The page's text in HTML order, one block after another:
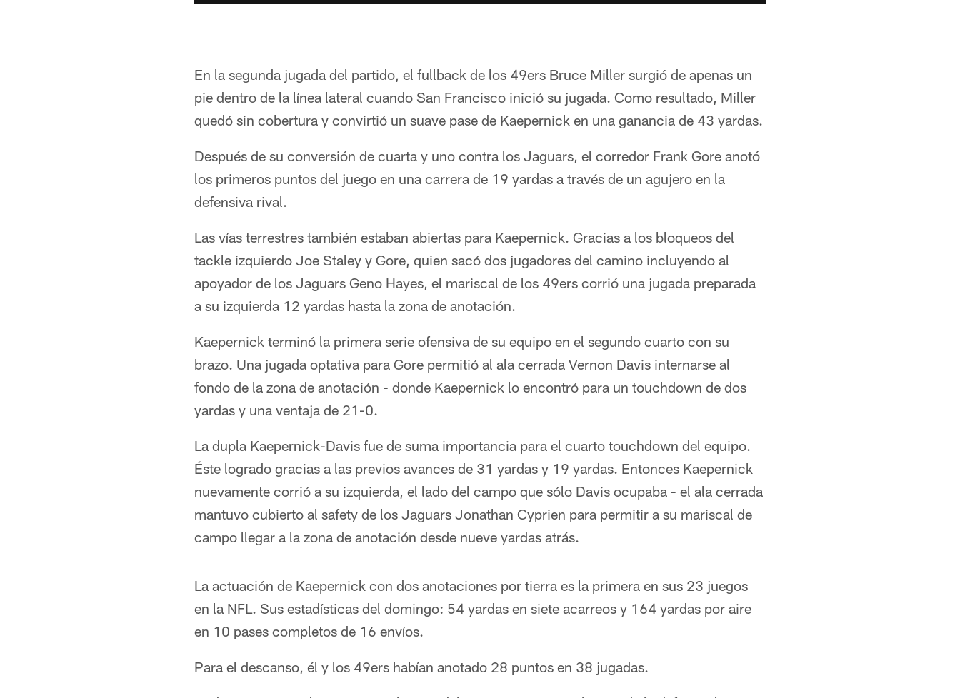
En la segunda jugada del partido, el fullback de los 49ers Bruce Miller surgió de apenas un
pie dentro de la línea lateral cuando San Francisco inició su jugada. Como resultado, Miller
quedó sin cobertura y convirtió un suave pase de Kaepernick en una ganancia de 43 yardas.
Después de su conversión de cuarta y uno contra los Jaguars, el corredor Frank Gore anotó
los primeros puntos del juego en una carrera de 19 yardas a través de un agujero en la
defensiva rival.
Las vías terrestres también estaban abiertas para Kaepernick. Gracias a los bloqueos del
tackle izquierdo Joe Staley y Gore, quien sacó dos jugadores del camino incluyendo al
apoyador de los Jaguars Geno Hayes, el mariscal de los 49ers corrió una jugada preparada
a su izquierda 12 yardas hasta la zona de anotación.
Kaepernick terminó la primera serie ofensiva de su equipo en el segundo cuarto con su
brazo. Una jugada optativa para Gore permitió al ala cerrada Vernon Davis internarse al
fondo de la zona de anotación - donde Kaepernick lo encontró para un touchdown de dos
yardas y una ventaja de 21-0.
La dupla Kaepernick-Davis fue de suma importancia para el cuarto touchdown del equipo.
Éste logrado gracias a las previos avances de 31 yardas y 19 yardas. Entonces Kaepernick
nuevamente corrió a su izquierda, el lado del campo que sólo Davis ocupaba - el ala cerrada
mantuvo cubierto al safety de los Jaguars Jonathan Cyprien para permitir a su mariscal de
campo llegar a la zona de anotación desde nueve yardas atrás.
La actuación de Kaepernick con dos anotaciones por tierra es la primera en sus 23 juegos
en la NFL. Sus estadísticas del domingo: 54 yardas en siete acarreos y 164 yardas por aire
en 10 pases completos de 16 envíos.
Para el descanso, él y los 49ers habían anotado 28 puntos en 38 jugadas.